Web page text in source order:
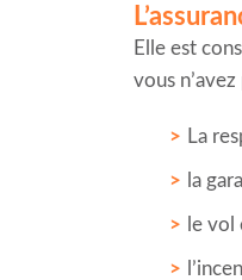
Elle est
vous
La
la
le vol